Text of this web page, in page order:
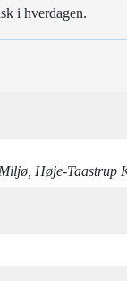
i hverdagen.
Høje-Taastrup